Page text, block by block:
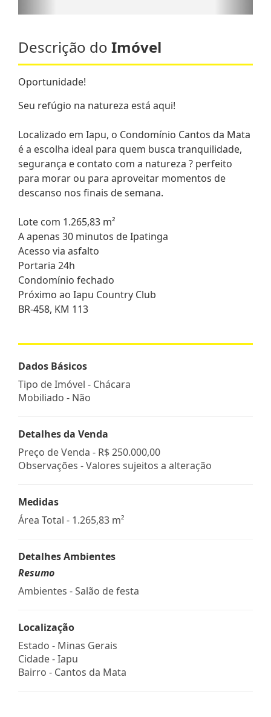
Descrição do Imóvel
Oportunidade!
Seu refúgio na natureza está aqui!
Localizado em Iapu, o Condomínio Cantos da Mata
é a escolha ideal para quem busca tranquilidade,
segurança e contato com a natureza ? perfeito
para morar ou para aproveitar momentos de
descanso nos finais de semana.
Lote com 1.265,83 m²
A apenas 30 minutos de Ipatinga
Acesso via asfalto
Portaria 24h
Condomínio fechado
Próximo ao Iapu Country Club
BR-458, KM 113
Dados Básicos
Tipo de Imóvel - Chácara
Mobiliado - Não
Detalhes da Venda
Preço de Venda - R$ 250.000,00
Observações - Valores sujeitos a alteração
Medidas
Área Total - 1.265,83 m²
Detalhes Ambientes
Resumo
Ambientes - Salão de festa
Localização
Estado - Minas Gerais
Cidade -Iapu
Bairro - Cantos da Mata